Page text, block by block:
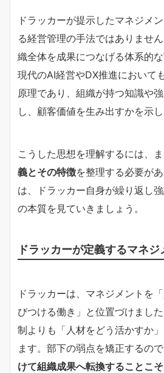
ドラッカーが提示したマネジメ
る経営管理の手法ではありませ
織全体を成果につなげる体系的
現代のAI経営やDX推進において
原理であり、組織が持つ知識や
し、顧客価値を生み出すかを示し
こうした思想を理解するには、
義とその特徴を整理する必要が
は、ドラッカー自身が繰り返し
の本質を見ていきましょう。
ドラッカーが定義するマネ
ドラッカーは、マネジメントを
びつける働き」と位置づけまし
制よりも「人材をどう活かすか
ます。部下の弱点を矯正するので
けて組織成果へ転換することこ